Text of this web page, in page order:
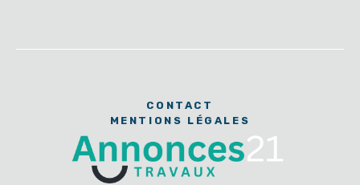
CONTACT
MENTIONS LÉGALES